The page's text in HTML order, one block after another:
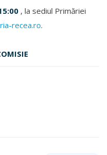
, la sediul Primăriei
recea.ro.